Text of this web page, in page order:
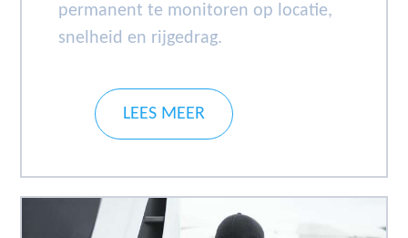
permanent te monitoren op locatie,
snelheid en rijgedrag.
LEES MEER